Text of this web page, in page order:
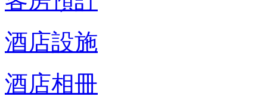
酒店設施
酒店相冊